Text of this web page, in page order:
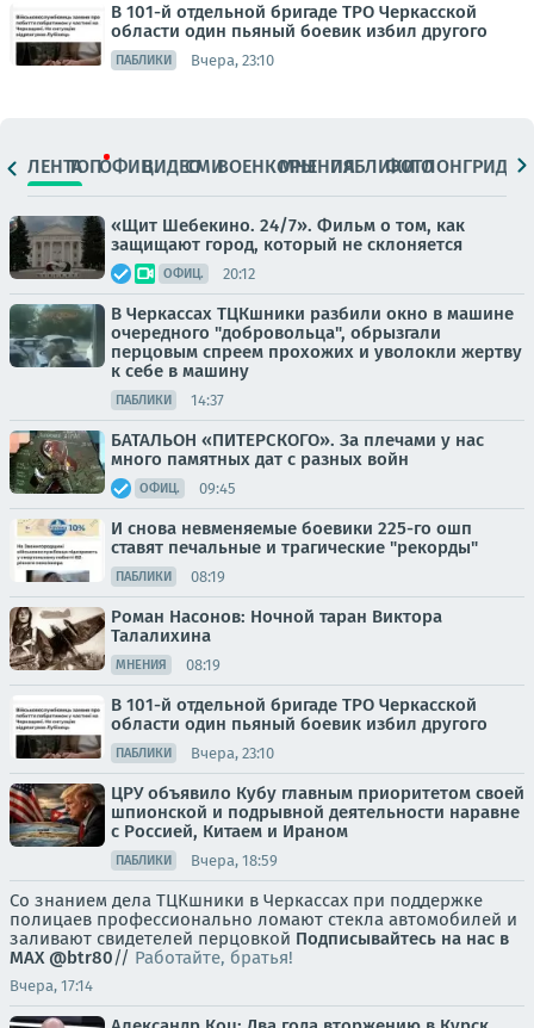
В 101-й отдельной бригаде ТРО Черкасской
области один пьяный боевик избил другого
ПАБЛИКИ Вчера, 23:10
ЛЕНТАТОПОФИЦ.ВИДЕОСМИВОЕНКОРЫМНЕНИЯПАБЛИКИ
ФОТОЛОНГРИДЫ
«Щит Шебекино. 24/7». Фильм о том, как
защищают город, который не склоняется
ОФИЦ. 20:12
В Черкассах ТЦКшники разбили окно в машине
очередного "добровольца", обрызгали
перцовым спреем прохожих и уволокли жертву
к себе в машину
ПАБЛИКИ 14:37
БАТАЛЬОН «ПИТЕРСКОГО». За плечами у нас
много памятных дат с разных войн
ОФИЦ. 09:45
И снова невменяемые боевики 225-го ошп
ставят печальные и трагические "рекорды"
ПАБЛИКИ 08:19
Роман Насонов: Ночной таран Виктора
Талалихина
МНЕНИЯ 08:19
В 101-й отдельной бригаде ТРО Черкасской
области один пьяный боевик избил другого
ПАБЛИКИ Вчера, 23:10
ЦРУ объявило Кубу главным приоритетом своей
шпионской и подрывной деятельности наравне
с Россией, Китаем и Ираном
ПАБЛИКИ Вчера, 18:59
Со знанием дела ТЦКшники в Черкассах при поддержке
полицаев профессионально ломают стекла автомобилей и
заливают свидетелей перцовкой Подписывайтесь на нас в
MAX @btr80// Работайте, братья!
Вчера, 17:14